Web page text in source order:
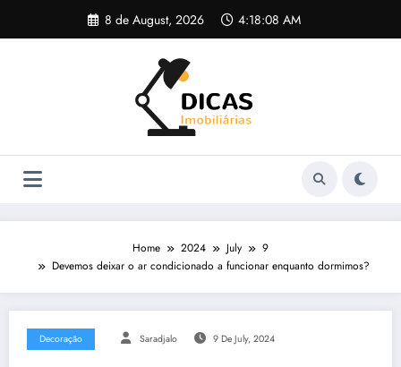
content
8 de August, 2026 4:18:09 AM
Home 2024 July
9
Devemos deixar o ar condicionado a funcionar enquanto dormimos?
Decoração Saradjalo 9 De July, 2024